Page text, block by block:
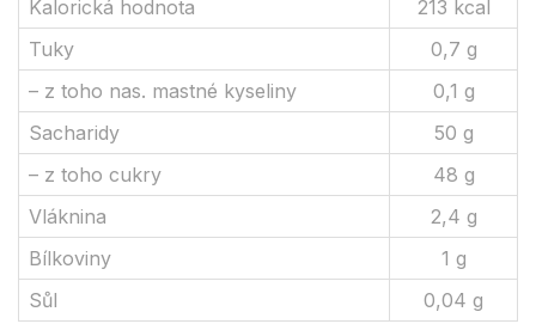
Kalorická hodnota
213 kcal
Tuky
0,7 g
– z toho nas. mastné kyseliny
0,1 g
Sacharidy
50 g
– z toho cukry
48 g
Vláknina
2,4 g
Bílkoviny
1 g
Sůl
0,04 g